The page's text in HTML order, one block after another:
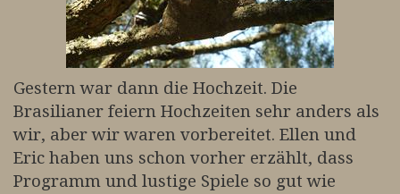
Gestern war dann die Hochzeit. Die
Brasilianer feiern Hochzeiten sehr anders als
wir, aber wir waren vorbereitet. Ellen und
Eric haben uns schon vorher erzählt, dass
Programm und lustige Spiele so gut wie